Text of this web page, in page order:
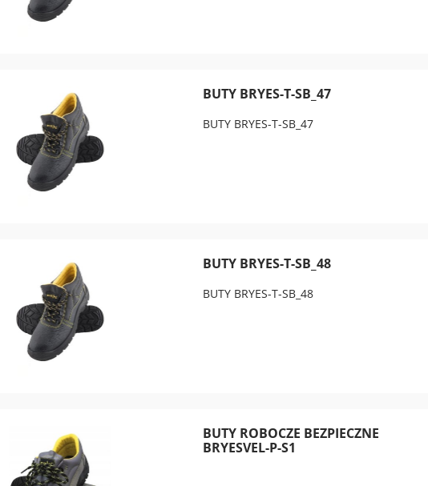
BUTY BRYES-T-SB_47
BUTY BRYES-T-SB_47
BUTY BRYES-T-SB_48
BUTY BRYES-T-SB_48
BUTY ROBOCZE BEZPIECZNE
BRYESVEL-P-S1